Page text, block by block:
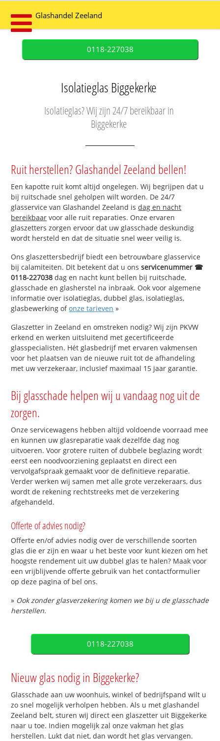
Glashandel Zeeland
0118-227038
Isolatieglas Biggekerke
Isolatieglas? Wij zijn 24/7 bereikbaar in
Biggekerke
Ruit herstellen? Glashandel Zeeland bellen!
Een kapotte ruit komt altijd ongelegen. Wij begrijpen dat u
bij ruitschade snel geholpen wilt worden. De 24/7
glasservice van Glashandel Zeeland isdag en nacht
bereikbaar voor alle ruit reparaties. Onze ervaren
glaszetters zorgen ervoor dat uw glasschade deskundig
wordt hersteld en dat de situatie snel weer veilig is.
Ons glaszettersbedrijf biedt een betrouwbare glasservice
bij calamiteiten. Dit betekent dat u onsservicenummer ☎
0118-227038 dag en nacht kunt bellen bij ruitschade,
glasschade en glasherstel na inbraak. Ook voor algemene
informatie over isolatieglas, dubbel glas, isolatieglas,
glasbewerking ofonze tarieven »
Glaszetter in Zeeland en omstreken nodig? Wij zijn PKVW
erkend en werken uitsluitend met gecertificeerde
glasspecialisten. Hét glasbedrijf met ervaren vakmensen
voor het plaatsen van de nieuwe ruit tot de afhandeling
met uw verzekeraar, inclusief maximaal 15 jaar garantie.
Bij glasschade helpen wij u vandaag nog uit de
zorgen.
Onze servicewagens hebben altijd voldoende voorraad mee
en kunnen uw glasreparatie vaak dezelfde dag nog
uitvoeren. Voor grotere ruiten of dubbele beglazing wordt
eerst een noodvoorziening geplaatst en direct een
vervolgafspraak gemaakt voor de definitieve reparatie.
Verder werken wij samen met alle grote verzekeraars, dus
wordt de rekening rechtstreeks met de verzekering
afgehandeld.
Offerte of advies nodig?
Offerte en/of advies nodig over de verschillende soorten
glas die er zijn en waar u het beste voor kunt kiezen om het
hoogste rendement uit uw dubbel glas te halen? Maak voor
een vrijblijvende offerte gebruik van het contactformulier
op deze pagina of bel ons.
» Ook zonder glasverzekering komen we bij u de glasschade
herstellen.
0118-227038
Nieuw glas nodig in Biggekerke?
Glasschade aan uw woonhuis, winkel of bedrijfspand wilt u
zo snel mogelijk verholpen hebben. Als u met glashandel
Zeeland belt, sturen wij direct een glaszetter uit Biggekerke
naar u toe. Indien mogelijk zal onze vakman het glas
herstellen. Lukt dat niet, dan wordt het glas vervangen.